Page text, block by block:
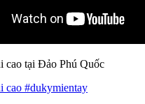
cao tại Đảo Phú Quốc
cao #dukymientay